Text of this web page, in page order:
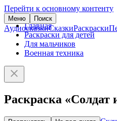
Перейти к основному контенту
Меню Поиск
АудиосказкиСказкиРаскраски
Главная
Раскраски для детей
Для мальчиков
Военная техника
Раскраска